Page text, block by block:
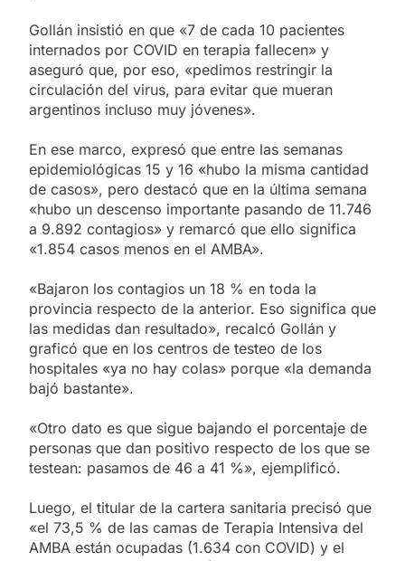
Gollán insistió en que «7 de cada 10 pacientes
internados por COVID en terapia fallecen» y
aseguró que, por eso, «pedimos restringir la
circulación del virus, para evitar que mueran
argentinos incluso muy jóvenes».
En ese marco, expresó que entre las semanas
epidemiológicas 15 y 16 «hubo la misma cantidad
de casos», pero destacó que en la última semana
«hubo un descenso importante pasando de 11.746
a 9.892 contagios» y remarcó que ello significa
«1.854 casos menos en el AMBA».
«Bajaron los contagios un 18 % en toda la
provincia respecto de la anterior. Eso significa que
las medidas dan resultado», recalcó Gollán y
graficó que en los centros de testeo de los
hospitales «ya no hay colas» porque «la demanda
bajó bastante».
«Otro dato es que sigue bajando el porcentaje de
personas que dan positivo respecto de los que se
testean: pasamos de 46 a 41 %», ejemplificó.
Luego, el titular de la cartera sanitaria precisó que
«el 73,5 % de las camas de Terapia Intensiva del
AMBA están ocupadas (1.634 con COVID) y el